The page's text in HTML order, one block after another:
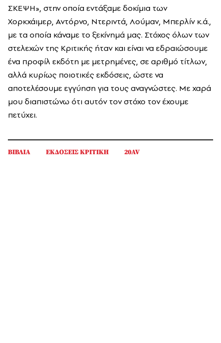
ΣΚΕΨΗ», στην οποία εντάξαμε δοκίμια των
Χορκχάιμερ, Αντόρνο, Ντεριντά, Λούμαν, Μπερλίν κ.ά.,
με τα οποία κάναμε το ξεκίνημά μας. Στόχος όλων των
στελεχών της Κριτικής ήταν και είναι να εδραιώσουμε
ένα προφίλ εκδότη με μετρημένες, σε αριθμό τίτλων,
αλλά κυρίως ποιοτικές εκδόσεις, ώστε να
αποτελέσουμε εγγύηση για τους αναγνώστες. Με χαρά
μου διαπιστώνω ότι αυτόν τον στόχο τον έχουμε
πετύχει.
ΒΙΒΛΙΑ ΕΚΔΟΣΕΙΣ ΚΡΙΤΙΚΗ 20AV